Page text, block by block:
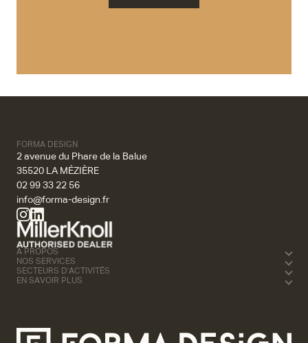
FORMA DESIGN
2 avenue du Phare de la Balue
35520 LA MÉZIÈRE
02 99 33 22 56
info@forma-design.fr
À PROPOS
NOS SERVICES
SECTEURS D'ACTIVITÉS
EN SAVOIR PLUS